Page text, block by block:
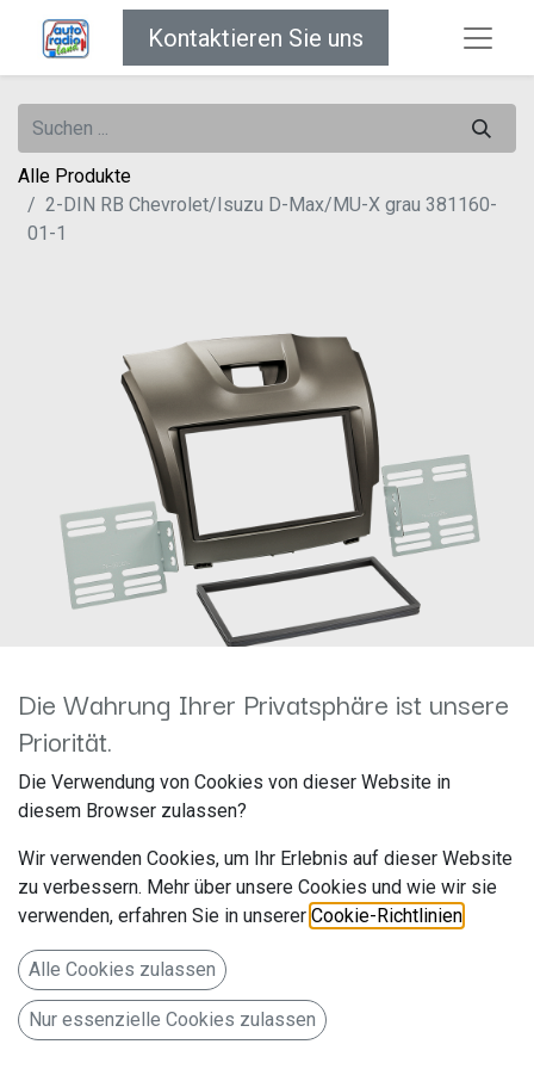
Kontaktieren Sie uns
Alle Produkte
2-DIN RB Chevrolet/Isuzu D-Max/MU-X grau 381160-
01-1
2-DIN RB Chevrolet/Isuzu D-
Max/MU-X grau 381160-01-1
Hersteller: ACV
Artikelnummer: 381160-01-1
Straßburger Allee 10-12
41812 Erkelenz
Die Wahrung Ihrer Privatsphäre ist unsere
Priorität.
Die Verwendung von Cookies von dieser Website in
diesem Browser zulassen?
Wir verwenden Cookies, um Ihr Erlebnis auf dieser Website
zu verbessern. Mehr über unsere Cookies und wie wir sie
verwenden, erfahren Sie in unserer Cookie-Richtlinien
Alle Cookies zulassen
Nur essenzielle Cookies zulassen